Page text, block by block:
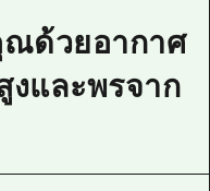
ณด้วยอากาศ
งและพรจาก